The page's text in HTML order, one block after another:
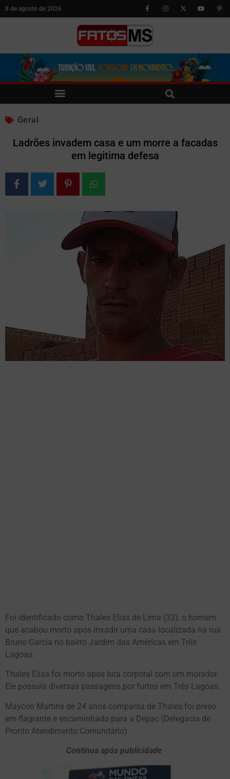
8 de agosto de 2026
Geral
Ladrões invadem casa e um morre a facadas
em legitima defesa
Foi identificado como Thales Elias de Lima (33), o homem
que acabou morto após invadir uma casa localizada na rua
Bruno Garcia no bairro Jardim das Américas em Três
Lagoas.
Thales Elias foi morto após luta corporal com um morador.
Ele possuía diversas passagens por furtos em Três Lagoas.
Maycon Martins de 24 anos comparsa de Thales foi preso
em flagrante e encaminhado para a Depac (Delegacia de
Pronto Atendimento Comunitário).
Continua após publicidade